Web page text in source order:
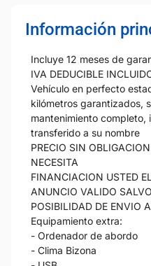
Información
Incluye 12 meses de
IVA DEDUCIBLE
Vehículo en perfecto
kilómetros garantizados,
mantenimiento completo,
transferido a su nombre
PRECIO SIN
NECESITA
FINANCIACION USTED
ANUNCIO VALIDO
POSIBILIDAD DE ENVIO
Equipamiento extra:
- Ordenador de abordo
- Clima Bizona